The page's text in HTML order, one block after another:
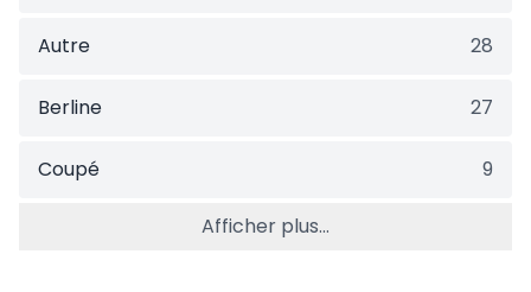
Autre 28
Berline 27
Coupé 9
Afficher plus...